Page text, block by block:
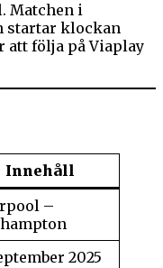
Matchen i
startar klockan
att följa på Viaplay
Innehåll
–
2025